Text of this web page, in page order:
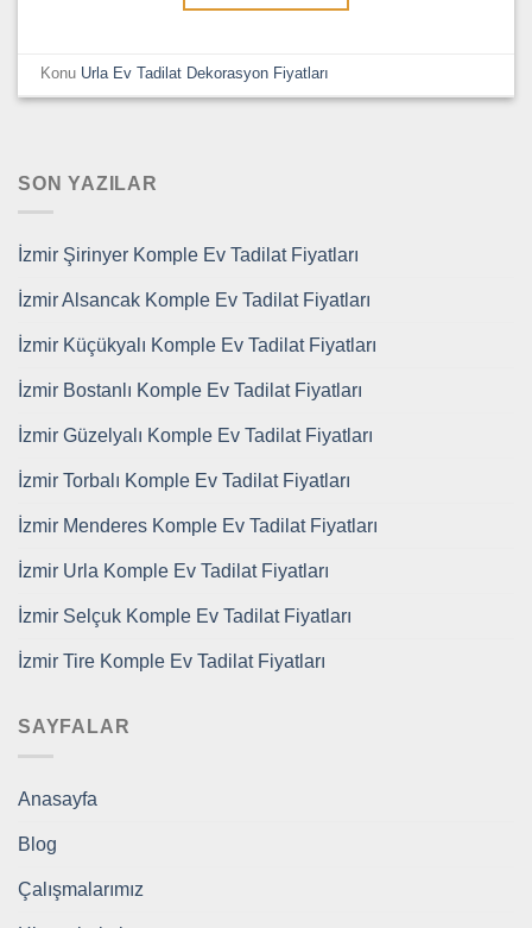
Konu Urla Ev Tadilat Dekorasyon Fiyatları
SON YAZILAR
İzmir Şirinyer Komple Ev Tadilat Fiyatları
İzmir Alsancak Komple Ev Tadilat Fiyatları
İzmir Küçükyalı Komple Ev Tadilat Fiyatları
İzmir Bostanlı Komple Ev Tadilat Fiyatları
İzmir Güzelyalı Komple Ev Tadilat Fiyatları
İzmir Torbalı Komple Ev Tadilat Fiyatları
İzmir Menderes Komple Ev Tadilat Fiyatları
İzmir Urla Komple Ev Tadilat Fiyatları
İzmir Selçuk Komple Ev Tadilat Fiyatları
İzmir Tire Komple Ev Tadilat Fiyatları
SAYFALAR
Anasayfa
Blog
Çalışmalarımız